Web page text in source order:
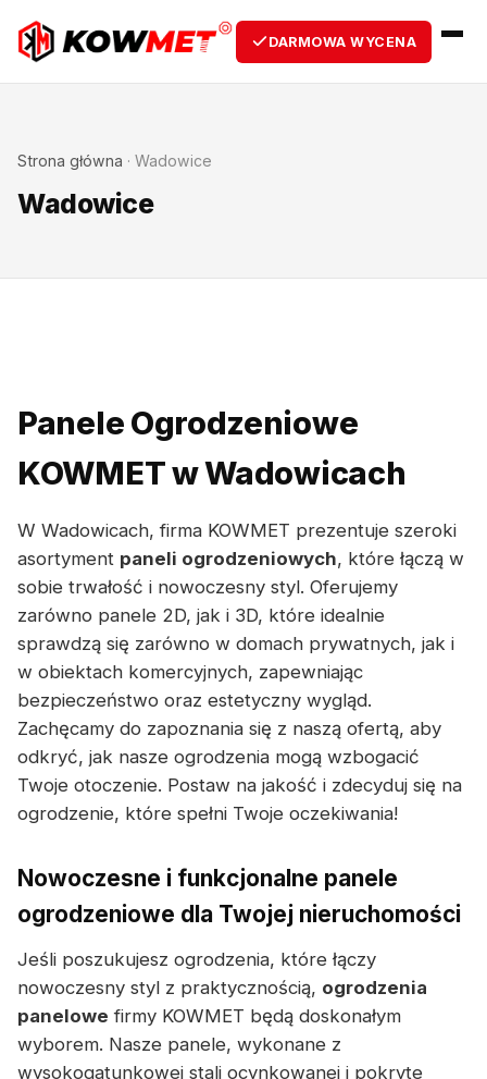
DARMOWA WYCENA
Strona główna · Wadowice
Wadowice
Panele Ogrodzeniowe
KOWMET w Wadowicach
W Wadowicach, firma KOWMET prezentuje szeroki
asortyment paneli ogrodzeniowych, które łączą w
sobie trwałość i nowoczesny styl. Oferujemy
zarówno panele 2D, jak i 3D, które idealnie
sprawdzą się zarówno w domach prywatnych, jak i
w obiektach komercyjnych, zapewniając
bezpieczeństwo oraz estetyczny wygląd.
Zachęcamy do zapoznania się z naszą ofertą, aby
odkryć, jak nasze ogrodzenia mogą wzbogacić
Twoje otoczenie. Postaw na jakość i zdecyduj się na
ogrodzenie, które spełni Twoje oczekiwania!
Nowoczesne i funkcjonalne panele
ogrodzeniowe dla Twojej nieruchomości
Jeśli poszukujesz ogrodzenia, które łączy
nowoczesny styl z praktycznością, ogrodzenia
panelowe firmy KOWMET będą doskonałym
wyborem. Nasze panele, wykonane z
wysokogatunkowej stali ocynkowanej i pokryte